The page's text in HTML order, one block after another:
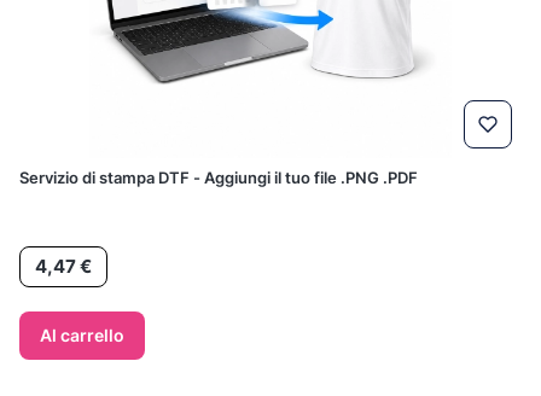
Servizio di stampa DTF - Aggiungi il tuo file .PNG .PDF
Prezzo
4,47 €
Al carrello